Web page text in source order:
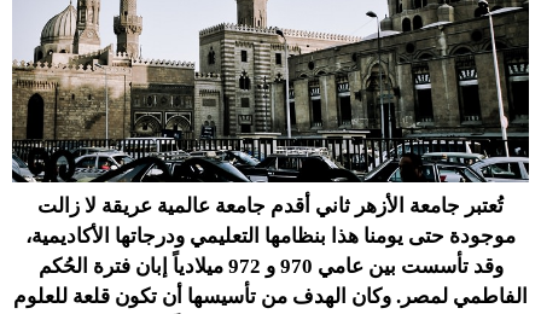
تُعتبر جامعة الأزهر ثاني أقدم جامعة عالمية عريقة لا زالت
موجودة حتى يومنا هذا بنظامها التعليمي ودرجاتها الأكاديمية،
وقد تأسست بين عامي 970 و 972 ميلادياً إبان فترة الحُكم
الفاطمي لمصر. وكان الهدف من تأسيسها أن تكون قلعة للعلوم